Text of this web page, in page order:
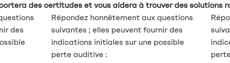
des certitudes et vous aidera à trouver des solutions
des
Répondez honnêtement aux questions
suivantes ; elles peuvent fournir des
indications initiales sur une possible
perte auditive :